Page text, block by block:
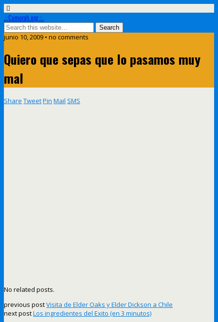
.::Cumorah.org ::.
junio 10, 2009 • no comments
Quiero que sepas que lo pasamos muy
mal
Share TweetPin Mail SMS
No related posts.
previous postVisita de Elder Oaks y Elder Dickson a Chile
next postLos ingredientes del Exito (en 3 minutos)